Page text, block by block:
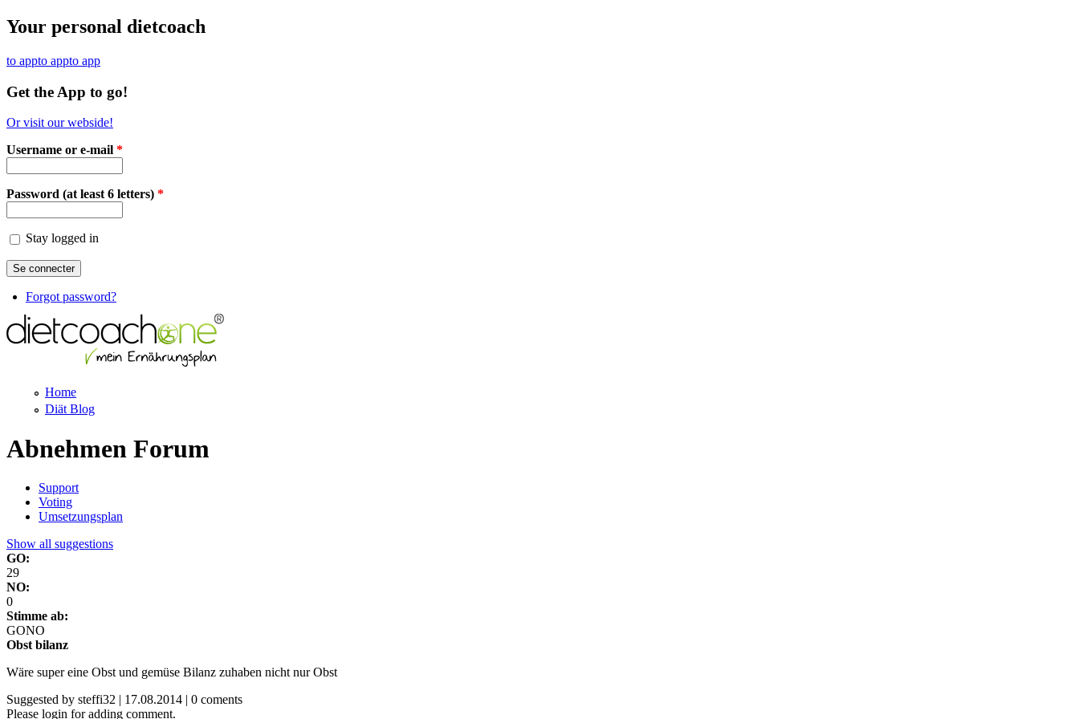
Aller au contenu principal
Your personal dietcoach
to appto appto app
Get the App to go!
Or visit our webside!
Username or e-mail *
Password (at least 6 letters) *
Stay logged in
Forgot password?
Home
Diät Blog
Abnehmen Forum
Support
Voting
Umsetzungsplan
Show all suggestions
GO:
29
NO:
0
Stimme ab:
GONO
Obst bilanz
Wäre super eine Obst und gemüse Bilanz zuhaben nicht nur Obst
Suggested by steffi32 | 17.08.2014 | 0 coments
Please login for adding comment.